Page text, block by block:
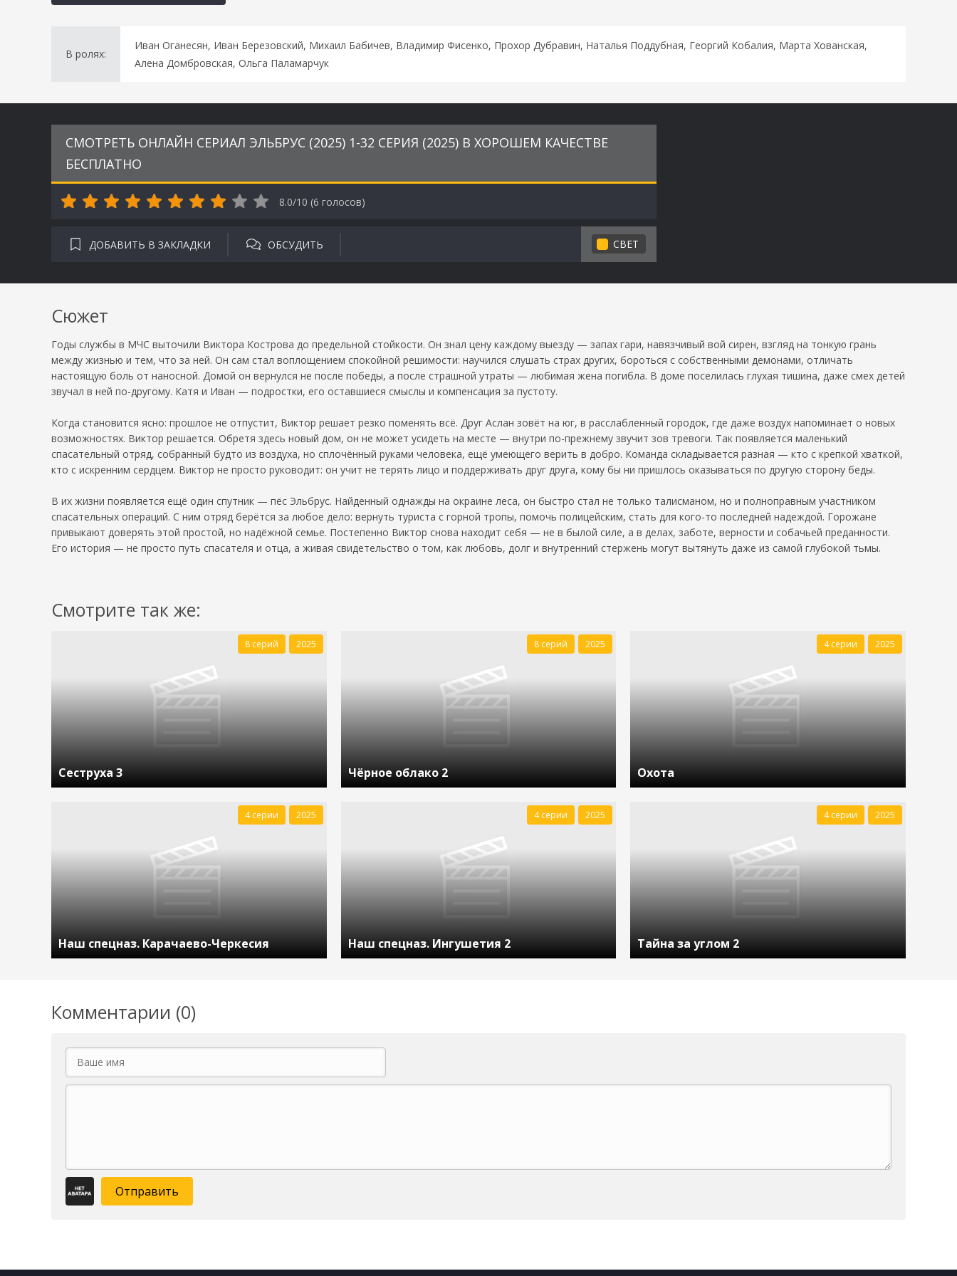
В ролях:
Иван Оганесян, Иван Березовский, Михаил Бабичев, Владимир Фисенко, Прохор Дубравин, Наталья Поддубная, Георгий Кобалия, Марта Хованская,
Алена Домбровская, Ольга Паламарчук
СМОТРЕТЬ ОНЛАЙН СЕРИАЛ ЭЛЬБРУС (2025) 1-32 СЕРИЯ (2025) В ХОРОШЕМ КАЧЕСТВЕ
БЕСПЛАТНО
8.0/10 (6 голосов)
ДОБАВИТЬ В ЗАКЛАДКИ ОБСУДИТЬ СВЕТ
Сюжет
Годы службы в МЧС выточили Виктора Кострова до предельной стойкости. Он знал цену каждому выезду — запах гари, навязчивый вой сирен, взгляд на тонкую грань
между жизнью и тем, что за ней. Он сам стал воплощением спокойной решимости: научился слушать страх других, бороться с собственными демонами, отличать
настоящую боль от наносной. Домой он вернулся не после победы, а после страшной утраты — любимая жена погибла. В доме поселилась глухая тишина, даже смех детей
звучал в ней по-другому. Катя и Иван — подростки, его оставшиеся смыслы и компенсация за пустоту.
Когда становится ясно: прошлое не отпустит, Виктор решает резко поменять всё. Друг Аслан зовёт на юг, в расслабленный городок, где даже воздух напоминает о новых
возможностях. Виктор решается. Обретя здесь новый дом, он не может усидеть на месте — внутри по-прежнему звучит зов тревоги. Так появляется маленький
спасательный отряд, собранный будто из воздуха, но сплочённый руками человека, ещё умеющего верить в добро. Команда складывается разная — кто с крепкой хваткой,
кто с искренним сердцем. Виктор не просто руководит: он учит не терять лицо и поддерживать друг друга, кому бы ни пришлось оказываться по другую сторону беды.
В их жизни появляется ещё один спутник — пёс Эльбрус. Найденный однажды на окраине леса, он быстро стал не только талисманом, но и полноправным участником
спасательных операций. С ним отряд берётся за любое дело: вернуть туриста с горной тропы, помочь полицейским, стать для кого-то последней надеждой. Горожане
привыкают доверять этой простой, но надёжной семье. Постепенно Виктор снова находит себя — не в былой силе, а в делах, заботе, верности и собачьей преданности.
Его история — не просто путь спасателя и отца, а живая свидетельство о том, как любовь, долг и внутренний стержень могут вытянуть даже из самой глубокой тьмы.
Смотрите так же:
Сеструха 3
8 серий 2025
Чёрное облако 2
8 серий 2025
Охота
4 серии 2025
Наш спецназ. Карачаево-Черкесия
4 серии 2025
Наш спецназ. Ингушетия 2
4 серии 2025
Тайна за углом 2
4 серии 2025
Комментарии (0)
Отправить